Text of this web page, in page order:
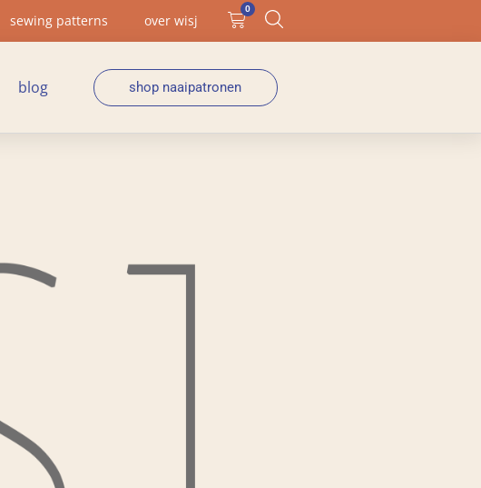
sewing patterns over wisj
0
blog shop naaipatronen